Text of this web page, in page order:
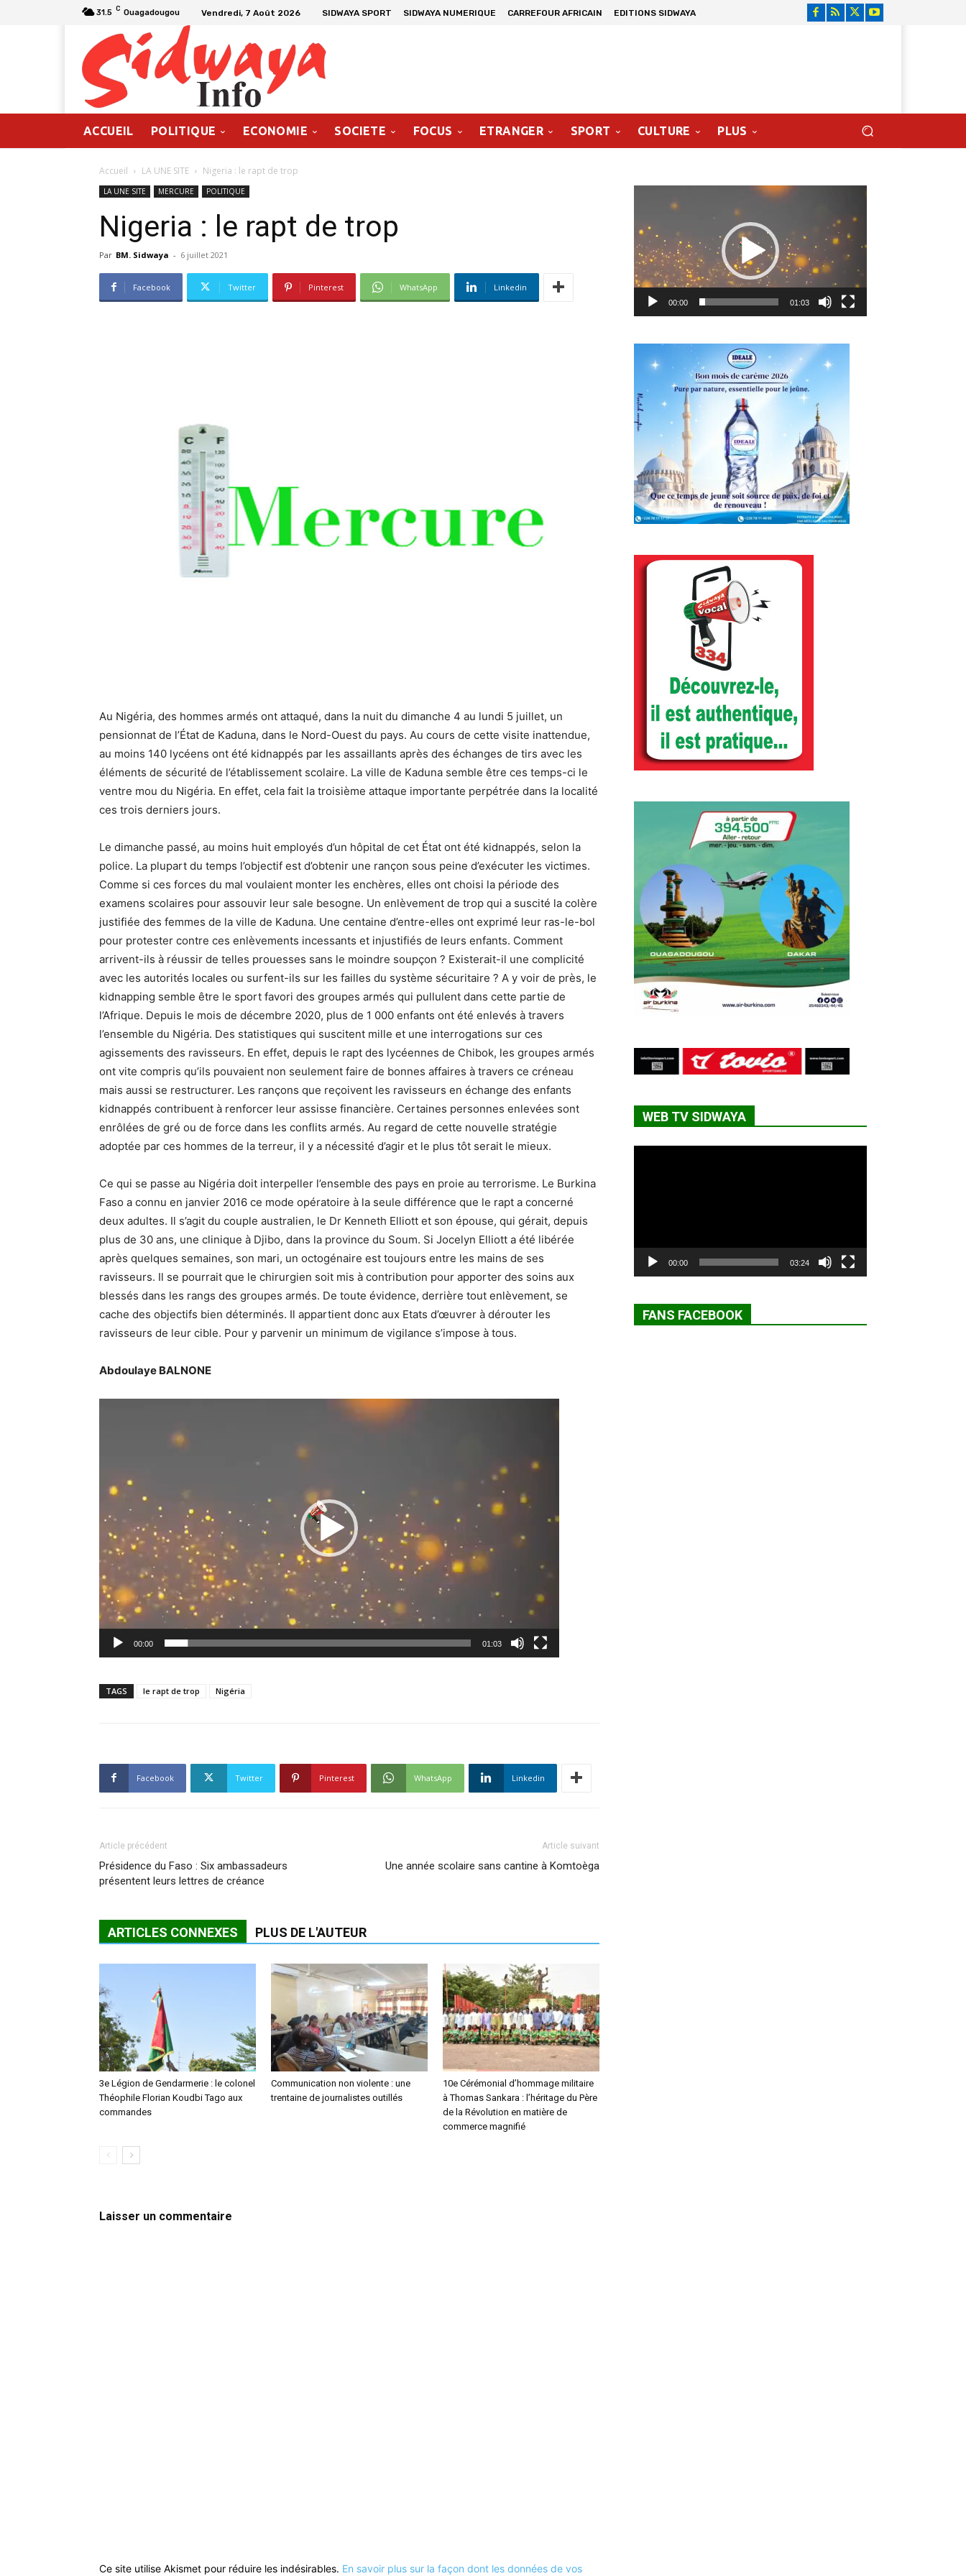
31.5 C Ouagadougou Vendredi, 7 Août 2026 SIDWAYA SPORT SIDWAYA NUMERIQUE CARREFOUR AFRICAIN EDITIONS SIDWAYA
ACCUEIL POLITIQUE ECONOMIE SOCIETE FOCUS ETRANGER SPORT CULTURE PLUS
Accueil LA UNE SITE Nigeria : le rapt de trop
LA UNE SITE MERCURE POLITIQUE
Nigeria : le rapt de trop
Par BM. Sidwaya - 6 juillet 2021
Facebook Twitter Pinterest WhatsApp Linkedin
Au Nigéria, des hommes armés ont attaqué, dans la nuit du dimanche 4 au lundi 5 juillet, un
pensionnat de l’État de Kaduna, dans le Nord-Ouest du pays. Au cours de cette visite inattendue,
au moins 140 lycéens ont été kidnappés par les assaillants après des échanges de tirs avec les
éléments de sécurité de l’établissement scolaire. La ville de Kaduna semble être ces temps-ci le
ventre mou du Nigéria. En effet, cela fait la troisième attaque importante perpétrée dans la localité
ces trois derniers jours.
Le dimanche passé, au moins huit employés d’un hôpital de cet État ont été kidnappés, selon la
police. La plupart du temps l’objectif est d’obtenir une rançon sous peine d’exécuter les victimes.
Comme si ces forces du mal voulaient monter les enchères, elles ont choisi la période des
examens scolaires pour assouvir leur sale besogne. Un enlèvement de trop qui a suscité la colère
justifiée des femmes de la ville de Kaduna. Une centaine d’entre-elles ont exprimé leur ras-le-bol
pour protester contre ces enlèvements incessants et injustifiés de leurs enfants. Comment
arrivent-ils à réussir de telles prouesses sans le moindre soupçon ? Existerait-il une complicité
avec les autorités locales ou surfent-ils sur les failles du système sécuritaire ? A y voir de près, le
kidnapping semble être le sport favori des groupes armés qui pullulent dans cette partie de
l’Afrique. Depuis le mois de décembre 2020, plus de 1 000 enfants ont été enlevés à travers
l’ensemble du Nigéria. Des statistiques qui suscitent mille et une interrogations sur ces
agissements des ravisseurs. En effet, depuis le rapt des lycéennes de Chibok, les groupes armés
ont vite compris qu’ils pouvaient non seulement faire de bonnes affaires à travers ce créneau
mais aussi se restructurer. Les rançons que reçoivent les ravisseurs en échange des enfants
kidnappés contribuent à renforcer leur assisse financière. Certaines personnes enlevées sont
enrôlées de gré ou de force dans les conflits armés. Au regard de cette nouvelle stratégie
adoptée par ces hommes de la terreur, il y a nécessité d’agir et le plus tôt serait le mieux.
Ce qui se passe au Nigéria doit interpeller l’ensemble des pays en proie au terrorisme. Le Burkina
Faso a connu en janvier 2016 ce mode opératoire à la seule différence que le rapt a concerné
deux adultes. Il s’agit du couple australien, le Dr Kenneth Elliott et son épouse, qui gérait, depuis
plus de 30 ans, une clinique à Djibo, dans la province du Soum. Si Jocelyn Elliott a été libérée
après quelques semaines, son mari, un octogénaire est toujours entre les mains de ses
ravisseurs. Il se pourrait que le chirurgien soit mis à contribution pour apporter des soins aux
blessés dans les rangs des groupes armés. De toute évidence, derrière tout enlèvement, se
cache des objectifs bien déterminés. Il appartient donc aux Etats d’œuvrer à dérouter les
ravisseurs de leur cible. Pour y parvenir un minimum de vigilance s’impose à tous.
Abdoulaye BALNONE
Lecteur
00:00 01:03
TAGS le rapt de trop Nigéria
Facebook Twitter Pinterest WhatsApp Linkedin
Article précédent
Présidence du Faso : Six ambassadeurs
présentent leurs lettres de créance
Article suivant
Une année scolaire sans cantine à Komtoèga
ARTICLES CONNEXES PLUS DE L'AUTEUR
3e Légion de Gendarmerie : le colonel
Théophile Florian Koudbi Tago aux
commandes
Communication non violente : une
trentaine de journalistes outillés
10e Cérémonial d’hommage militaire
à Thomas Sankara : l’héritage du Père
de la Révolution en matière de
commerce magnifié
Laisser un commentaire
Ce site utilise Akismet pour réduire les indésirables. En savoir plus sur la façon dont les données de vos
00:00 01:03
WEB TV SIDWAYA
00:00 03:24
FANS FACEBOOK